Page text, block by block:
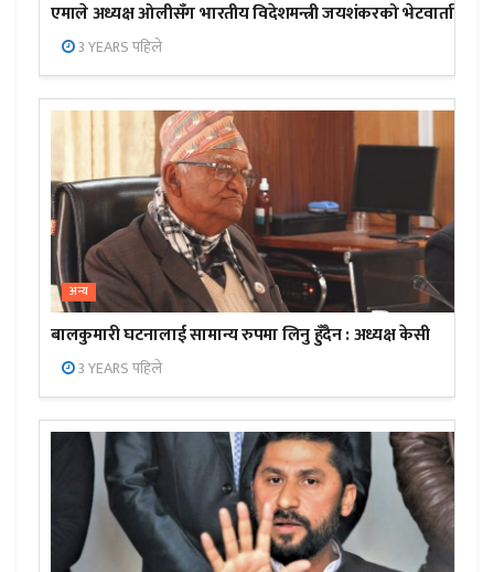
एमाले अध्यक्ष ओलीसँग भारतीय विदेशमन्त्री जयशंकरको भेटवार्ता
3 YEARS पहिले
अन्य
बालकुमारी घटनालाई सामान्य रुपमा लिनु हुँदैन : अध्यक्ष केसी
3 YEARS पहिले